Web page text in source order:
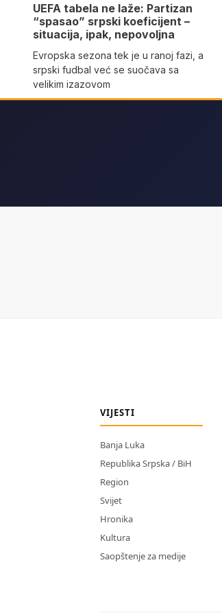
UEFA tabela ne laže: Partizan
“spasao” srpski koeficijent –
situacija, ipak, nepovoljna
Evropska sezona tek je u ranoj fazi, a
srpski fudbal već se suočava sa
velikim izazovom
VIJESTI
Banja Luka
Republika Srpska / BiH
Region
Svijet
Hronika
Kultura
Saopštenje za medije